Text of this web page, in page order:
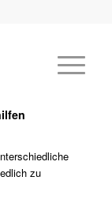
zu